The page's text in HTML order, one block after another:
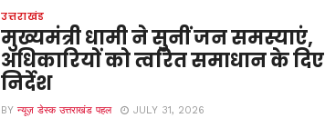
उत्तराखंड
मुख्यमंत्री धामी ने सुनीं जन समस्याएं,
अधिकारियों को त्वरित समाधान के दिए
निर्देश
BYन्यूज़ डेस्क उत्तराखंड पहल JULY 31, 2026